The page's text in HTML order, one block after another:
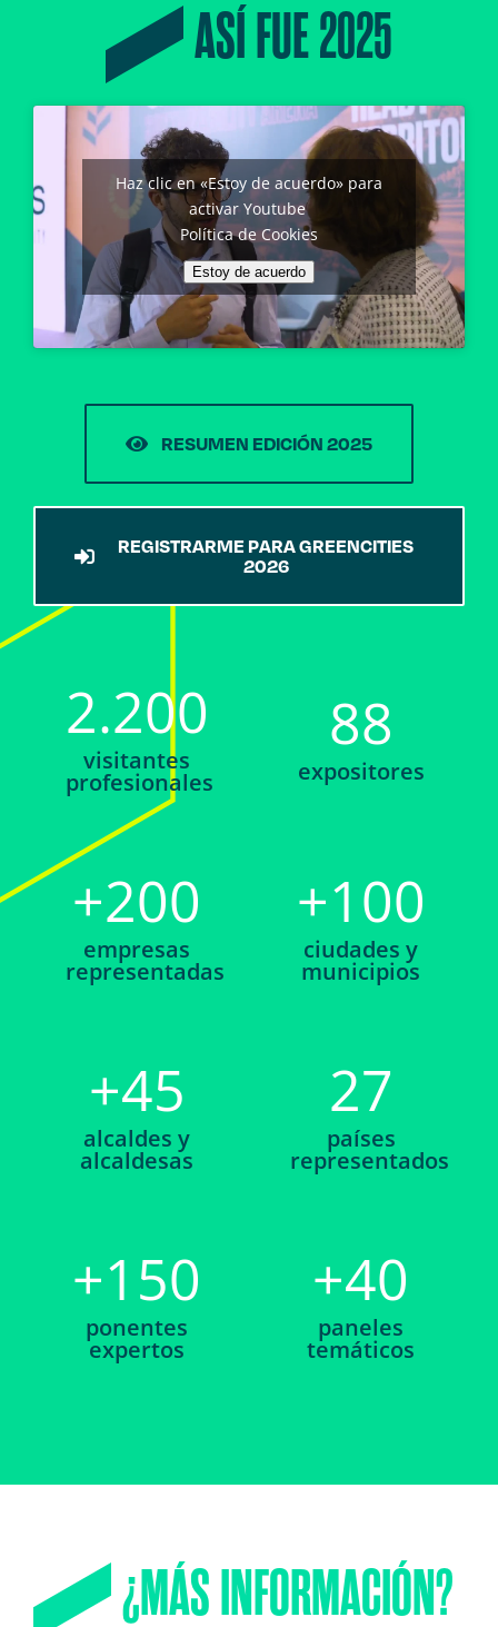
ASÍ FUE 2025
Haz clic en «Estoy de acuerdo» para
activar Youtube
Política de Cookies
Estoy de acuerdo
RESUMEN EDICIÓN 2025
REGISTRARME PARA GREENCITIES
2026
2.200
visitantes
profesionales
88
expositores
+200
empresas
representadas
+100
ciudades y
municipios
+45
alcaldes y
alcaldesas
27
países
representados
+150
ponentes
expertos
+40
paneles
temáticos
¿MÁS INFORMACIÓN?